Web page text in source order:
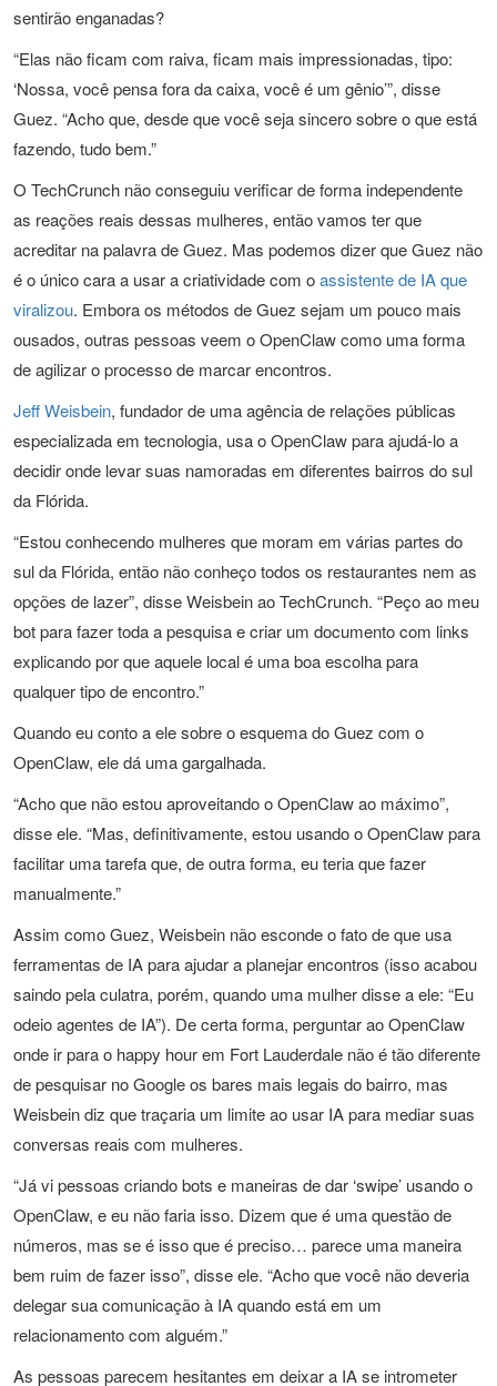
sentirão enganadas?
“Elas não ficam com raiva, ficam mais impressionadas, tipo:
‘Nossa, você pensa fora da caixa, você é um gênio’”, disse
Guez. “Acho que, desde que você seja sincero sobre o que está
fazendo, tudo bem.”
O TechCrunch não conseguiu verificar de forma independente
as reações reais dessas mulheres, então vamos ter que
acreditar na palavra de Guez. Mas podemos dizer que Guez não
é o único cara a usar a criatividade com oassistente de IA que
viralizou. Embora os métodos de Guez sejam um pouco mais
ousados, outras pessoas veem o OpenClaw como uma forma
de agilizar o processo de marcar encontros.
Jeff Weisbein, fundador de uma agência de relações públicas
especializada em tecnologia, usa o OpenClaw para ajudá-lo a
decidir onde levar suas namoradas em diferentes bairros do sul
da Flórida.
“Estou conhecendo mulheres que moram em várias partes do
sul da Flórida, então não conheço todos os restaurantes nem as
opções de lazer”, disse Weisbein ao TechCrunch. “Peço ao meu
bot para fazer toda a pesquisa e criar um documento com links
explicando por que aquele local é uma boa escolha para
qualquer tipo de encontro.”
Quando eu conto a ele sobre o esquema do Guez com o
OpenClaw, ele dá uma gargalhada.
“Acho que não estou aproveitando o OpenClaw ao máximo”,
disse ele. “Mas, definitivamente, estou usando o OpenClaw para
facilitar uma tarefa que, de outra forma, eu teria que fazer
manualmente.”
Assim como Guez, Weisbein não esconde o fato de que usa
ferramentas de IA para ajudar a planejar encontros (isso acabou
saindo pela culatra, porém, quando uma mulher disse a ele: “Eu
odeio agentes de IA”). De certa forma, perguntar ao OpenClaw
onde ir para o happy hour em Fort Lauderdale não é tão diferente
de pesquisar no Google os bares mais legais do bairro, mas
Weisbein diz que traçaria um limite ao usar IA para mediar suas
conversas reais com mulheres.
“Já vi pessoas criando bots e maneiras de dar ‘swipe’ usando o
OpenClaw, e eu não faria isso. Dizem que é uma questão de
números, mas se é isso que é preciso… parece uma maneira
bem ruim de fazer isso”, disse ele. “Acho que você não deveria
delegar sua comunicação à IA quando está em um
relacionamento com alguém.”
As pessoas parecem hesitantes em deixar a IA se intrometer